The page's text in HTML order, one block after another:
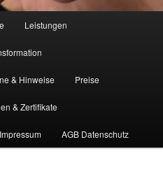
Leistungen
& Hinweise Preise
& Zertifikate
AGB Datenschutz